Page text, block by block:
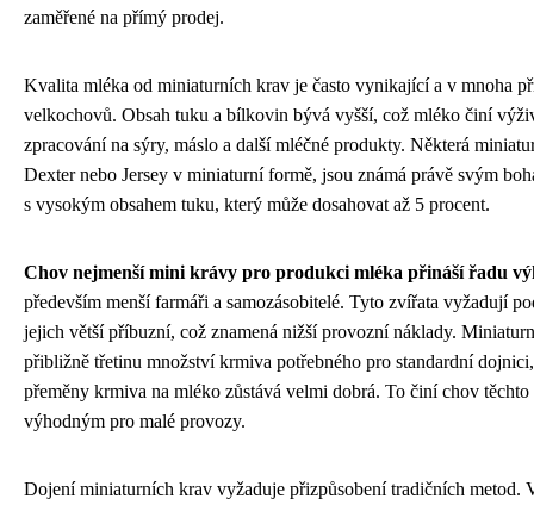
zaměřené na přímý prodej.
Kvalita mléka od miniaturních krav je často vynikající a v mnoha
velkochovů. Obsah tuku a bílkovin bývá vyšší, což mléko činí
zpracování na sýry, máslo a další mléčné produkty. Některá
Dexter nebo Jersey v miniaturní formě, jsou známá právě svým
s vysokým obsahem tuku, který může dosahovat až 5 procent.
Chov nejmenší mini krávy pro produkci mléka přináší řadu
především menší farmáři a samozásobitelé. Tyto zvířata vyžadují
jejich větší příbuzní, což znamená nižší provozní náklady.
přibližně třetinu množství krmiva potřebného pro standardní
přeměny krmiva na mléko zůstává velmi dobrá. To činí chov
výhodným pro malé provozy.
Dojení miniaturních krav vyžaduje přizpůsobení tradičních metod.